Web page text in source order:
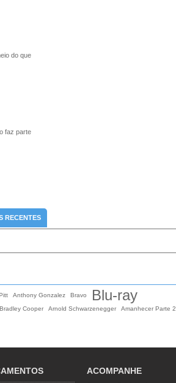
do que
faz parte
RECENTES
Anthony Gonzalez Bravo Blu-ray
Bradley Cooper Arnold Schwarzenegger Amanhecer Parte 2
ACOMPANHE